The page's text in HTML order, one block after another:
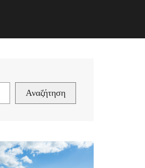
Αναζήτηση